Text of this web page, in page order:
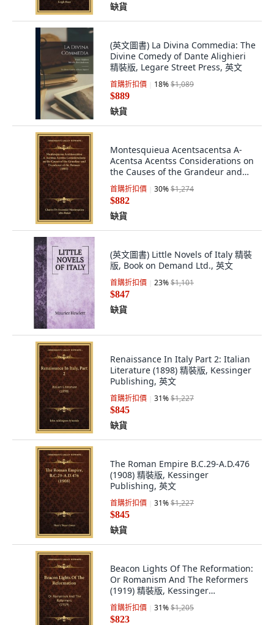
缺貨
(英文圖書) La Divina Commedia: The
Divine Comedy of Dante Alighieri
精裝版, Legare Street Press, 英文
首購折扣價 18%$1,089
$889
缺貨
Montesquieua Acentsacentsa A-
Acentsa Acentss Considerations on
the Causes of the Grandeur and
Decade... 精裝版, Kessinger
Publishing, 英文
首購折扣價 30%$1,274
$882
缺貨
(英文圖書) Little Novels of Italy 精裝
版, Book on Demand Ltd., 英文
首購折扣價 23%$1,101
$847
缺貨
Renaissance In Italy Part 2: Italian
Literature (1898) 精裝版, Kessinger
Publishing, 英文
首購折扣價 31%$1,227
$845
缺貨
The Roman Empire B.C.29-A.D.476
(1908) 精裝版, Kessinger
Publishing, 英文
首購折扣價 31%$1,227
$845
缺貨
Beacon Lights Of The Reformation:
Or Romanism And The Reformers
(1919) 精裝版, Kessinger
Publishing, 英文
首購折扣價 31%$1,205
$823